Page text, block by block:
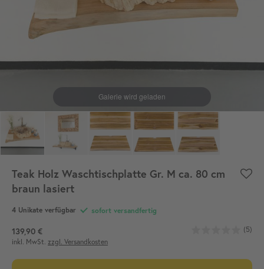
Teak Holz Waschtischplatte Gr. M ca. 80 cm
braun lasiert
4 Unikate verfügbar sofort versandfertig
139,90 €
(5)
inkl. MwSt. zzgl. Versandkosten